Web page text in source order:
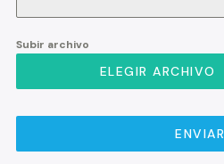
Subir archivo
ELEGIR ARCHIVO
ENVIAR